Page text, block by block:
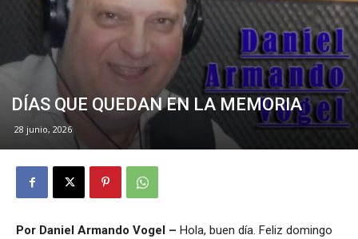
DÍAS QUE QUEDAN EN LA MEMORIA
28 junio, 2026
Por Daniel Armando Vogel – Hola, buen día. Feliz domingo